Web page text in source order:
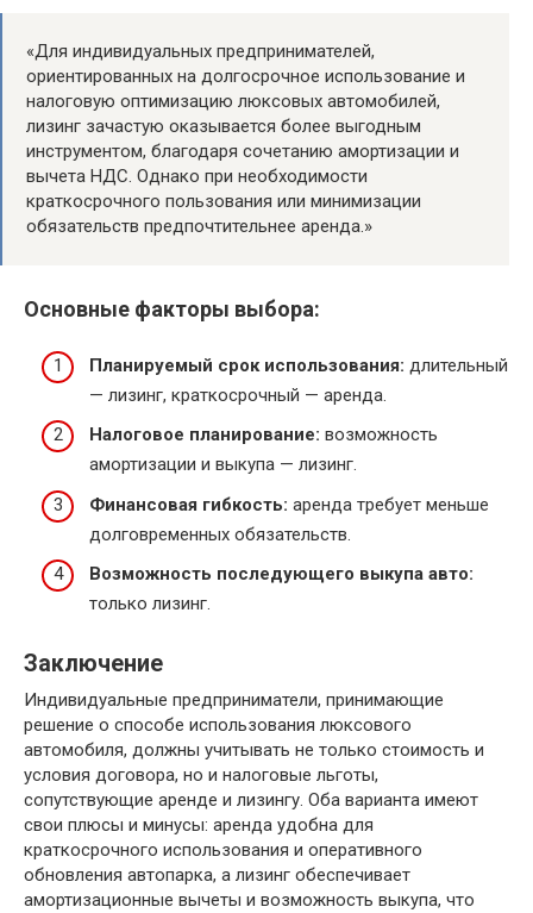
«Для индивидуальных предпринимателей,
ориентированных на долгосрочное использование и
налоговую оптимизацию люксовых автомобилей,
лизинг зачастую оказывается более выгодным
инструментом, благодаря сочетанию амортизации и
вычета НДС. Однако при необходимости
краткосрочного пользования или минимизации
обязательств предпочтительнее аренда.»
Основные факторы выбора:
Планируемый срок использования: длительный
— лизинг, краткосрочный — аренда.
Налоговое планирование: возможность
амортизации и выкупа — лизинг.
Финансовая гибкость: аренда требует меньше
долговременных обязательств.
Возможность последующего выкупа авто:
только лизинг.
Заключение
Индивидуальные предприниматели, принимающие
решение о способе использования люксового
автомобиля, должны учитывать не только стоимость и
условия договора, но и налоговые льготы,
сопутствующие аренде и лизингу. Оба варианта имеют
свои плюсы и минусы: аренда удобна для
краткосрочного использования и оперативного
обновления автопарка, а лизинг обеспечивает
амортизационные вычеты и возможность выкупа, что